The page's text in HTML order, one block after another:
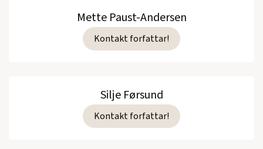
Mette Paust-Andersen
Kontakt forfattar!
Silje Førsund
Kontakt forfattar!